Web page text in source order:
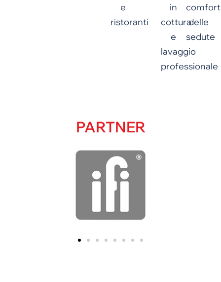
e
ristoranti
in
cottura
e
lavaggio
professionale
comfort
delle
sedute
PARTNER